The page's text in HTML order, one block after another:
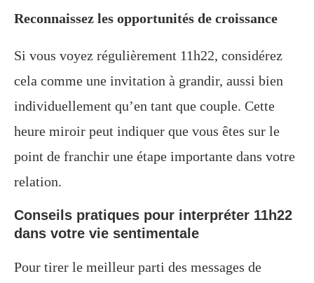
Reconnaissez les opportunités de croissance
Si vous voyez régulièrement 11h22, considérez
cela comme une invitation à grandir, aussi bien
individuellement qu’en tant que couple. Cette
heure miroir peut indiquer que vous êtes sur le
point de franchir une étape importante dans votre
relation.
Conseils pratiques pour interpréter 11h22
dans votre vie sentimentale
Pour tirer le meilleur parti des messages de